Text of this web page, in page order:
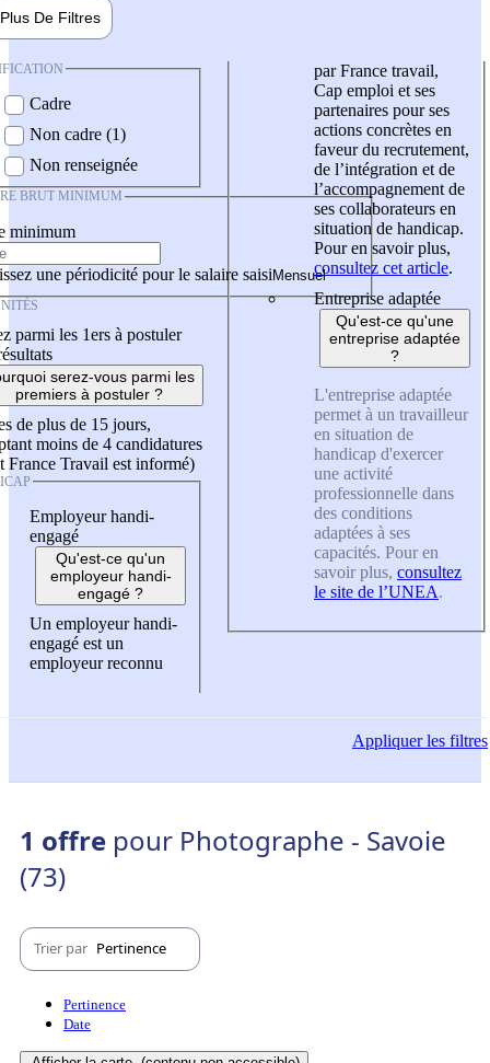
Plus De Filtres
Cadre
Non cadre (1)
Non renseignée
BRUT MINIMUM
minimum
une périodicité pour le salaire saisi
parmi les 1ers à postuler
serez-vous parmi les
premiers à postuler ?
de plus de 15 jours,
moins de 4 candidatures
France Travail est informé)
Employeur handi-
engagé
Qu'est-ce qu'un
employeur handi-
engagé ?
Un employeur handi-
engagé est un
employeur reconnu
par France travail,
Cap emploi et ses
partenaires pour ses
actions concrètes en
faveur du recrutement,
de l’intégration et de
l’accompagnement de
ses collaborateurs en
situation de handicap.
Pour en savoir plus,
consultez cet article.
Entreprise adaptée
Qu'est-ce qu'une
entreprise adaptée
?
L'entreprise adaptée
permet à un travailleur
en situation de
handicap d'exercer
une activité
professionnelle dans
des conditions
adaptées à ses
capacités. Pour en
savoir plus, consultez
le site de l’UNEA.
Appliquerles filtres
1 offre pour Photographe - Savoie
(73)
Trier par Pertinence
Pertinence
Date